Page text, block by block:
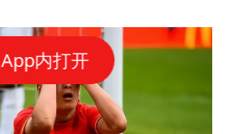
App内打开